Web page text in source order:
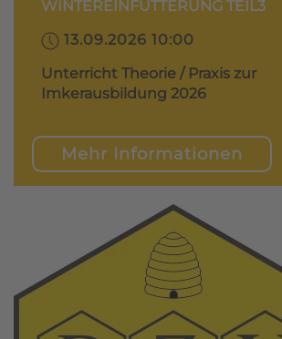
WINTEREINFÜTTERUNG TEIL3
13.09.2026 10:00
Unterricht Theorie / Praxis zur
Imkerausbildung 2026
Mehr Informationen